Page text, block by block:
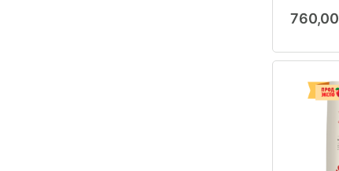
760,00